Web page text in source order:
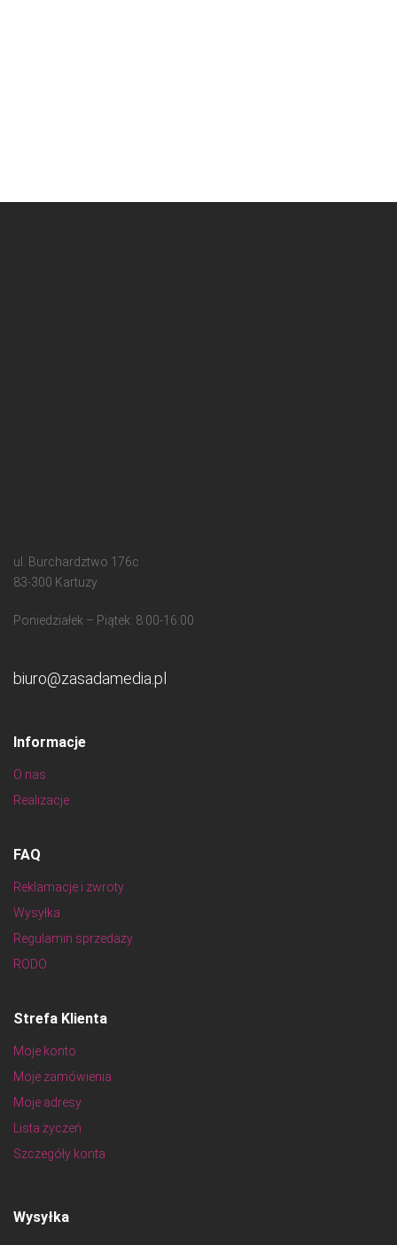
ul. Burchardztwo 176c
83-300 Kartuzy
Poniedziałek – Piątek: 8:00-16:00
biuro@zasadamedia.pl
Informacje
O nas
Realizacje
FAQ
Reklamacje i zwroty
Wysyłka
Regulamin sprzedaży
RODO
Strefa Klienta
Moje konto
Moje zamówienia
Moje adresy
Lista życzeń
Szczegóły konta
Wysyłka